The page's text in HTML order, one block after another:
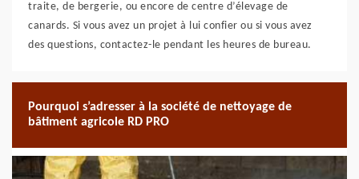
traite, de bergerie, ou encore de centre d’élevage de
canards. Si vous avez un projet à lui confier ou si vous avez
des questions, contactez-le pendant les heures de bureau.
Pourquoi s’adresser à la société de nettoyage de
bâtiment agricole RD PRO